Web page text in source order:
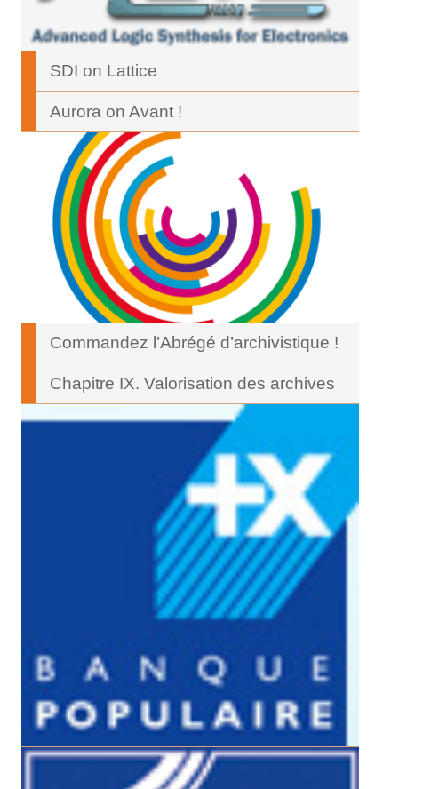
SDI on Lattice
Aurora on Avant !
Commandez l’Abrégé d’archivistique !
Chapitre IX. Valorisation des archives